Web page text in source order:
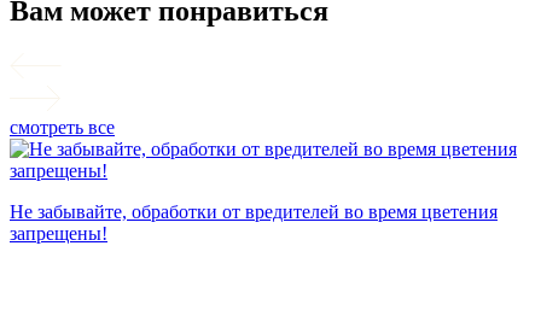
Вам может понравиться
смотреть все
Не забывайте, обработки от вредителей во время цветения
запрещены!